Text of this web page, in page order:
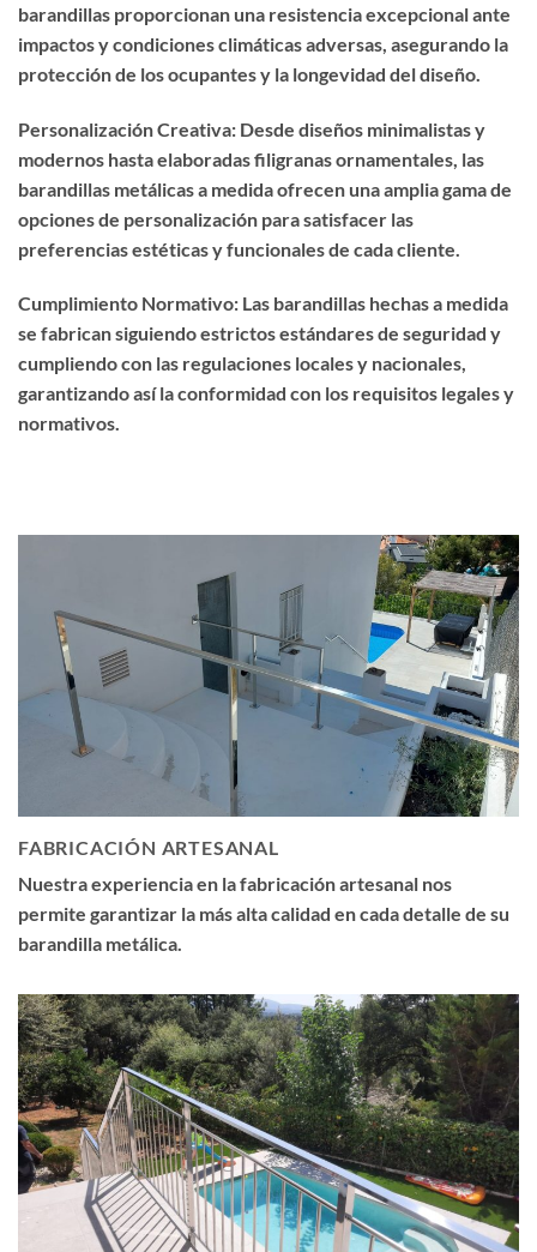
barandillas proporcionan una resistencia excepcional ante
impactos y condiciones climáticas adversas, asegurando la
protección de los ocupantes y la longevidad del diseño.
Personalización Creativa: Desde diseños minimalistas y
modernos hasta elaboradas filigranas ornamentales, las
barandillas metálicas a medida ofrecen una amplia gama de
opciones de personalización para satisfacer las
preferencias estéticas y funcionales de cada cliente.
Cumplimiento Normativo: Las barandillas hechas a medida
se fabrican siguiendo estrictos estándares de seguridad y
cumpliendo con las regulaciones locales y nacionales,
garantizando así la conformidad con los requisitos legales y
normativos.
FABRICACIÓN ARTESANAL
Nuestra experiencia en la fabricación artesanal nos
permite garantizar la más alta calidad en cada detalle de su
barandilla metálica.